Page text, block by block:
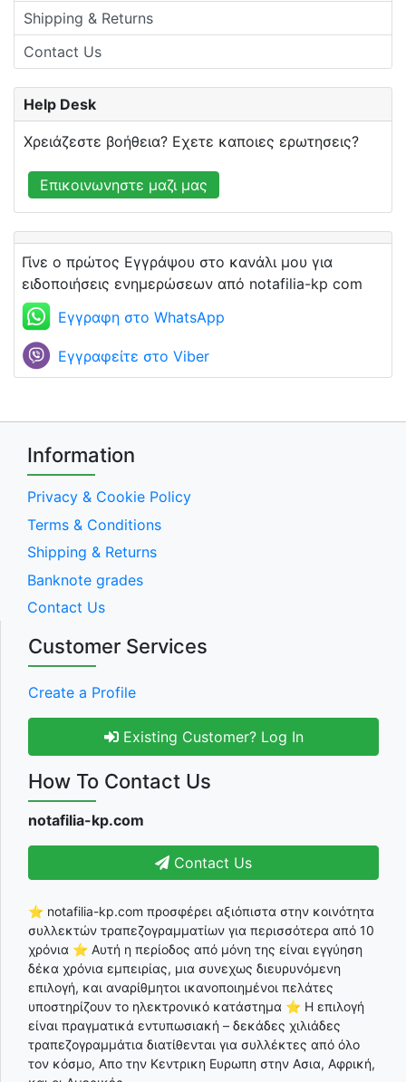
Shipping & Returns
Contact Us
Help Desk
Χρειάζεστε βοήθεια? Εχετε καποιες ερωτησεις?
Επικοινωνηστε μαζι μας
Γίνε ο πρώτος Εγγράψου στο κανάλι μου για
ειδοποιήσεις ενημερώσεων από notafilia-kp com
Εγγραφη στο WhatsApp
Εγγραφείτε στο Viber
Information
Privacy & Cookie Policy
Terms & Conditions
Shipping & Returns
Banknote grades
Contact Us
Customer Services
Create a Profile
Existing Customer? Log In
How To Contact Us
notafilia-kp.com
Contact Us
⭐ notafilia-kp.com προσφέρει αξιόπιστα στην κοινότητα
συλλεκτών τραπεζογραμματίων για περισσότερα από 10
χρόνια ⭐ Αυτή η περίοδος από μόνη της είναι εγγύηση
δέκα χρόνια εμπειρίας, μια συνεχως διευρυνόμενη
επιλογή, και αναρίθμητοι ικανοποιημένοι πελάτες
υποστηρίζουν το ηλεκτρονικό κατάστημα ⭐ Η επιλογή
είναι πραγματικά εντυπωσιακή – δεκάδες χιλιάδες
τραπεζογραμμάτια διατίθενται για συλλέκτες από όλο
τον κόσμο, Απο την Κεντρικη Ευρωπη στην Ασια, Αφρική,